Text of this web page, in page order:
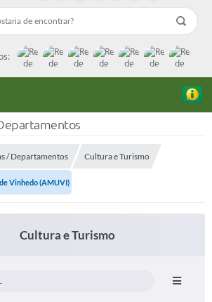
/ Departamentos Cultura e Turismo
Vinhedo (AMUVI)
Cultura e Turismo